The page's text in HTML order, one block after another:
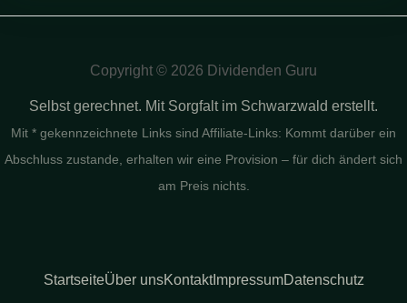
Copyright © 2026 Dividenden Guru
Selbst gerechnet. Mit Sorgfalt im Schwarzwald erstellt.
Mit * gekennzeichnete Links sind Affiliate-Links: Kommt darüber ein
Abschluss zustande, erhalten wir eine Provision – für dich ändert sich
am Preis nichts.
StartseiteÜber unsKontaktImpressumDatenschutz